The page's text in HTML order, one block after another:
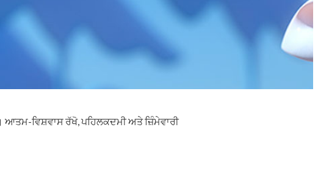
ਵਿਸ਼ਵਾਸ ਰੱਖੋ, ਪਹਿਲਕਦਮੀ ਅਤੇ ਜ਼ਿੰਮੇਵਾਰੀ